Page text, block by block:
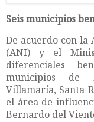
Seis municipios
De acuerdo con
(ANI) y el
diferenciales
municipios de
Villamaría, Santa
el área de
Bernardo del